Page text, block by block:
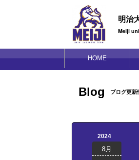
明治
Meiji
HOME
Blog ブログ更新
2024
8月